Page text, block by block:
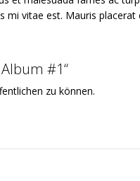
mi vitae est. Mauris placerat
#1“
zu können.